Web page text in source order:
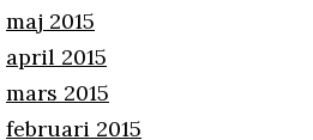
maj 2015
april 2015
mars 2015
februari 2015